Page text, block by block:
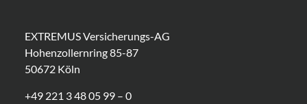
EXTREMUS Versicherungs-AG
Hohenzollernring 85-87
50672 Köln
+49 221 3 48 05 99 – 0